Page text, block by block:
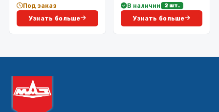
Под заказ
Узнать больше
В наличии 2 шт.
Узнать больше